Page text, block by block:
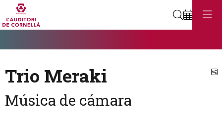
Buscar
Trio Meraki
Música de cámara